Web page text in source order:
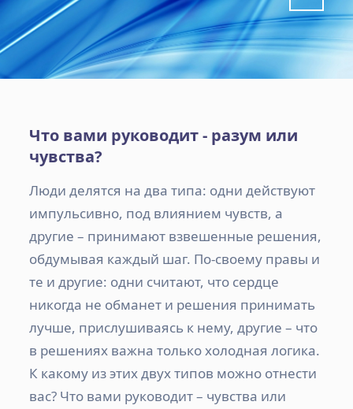
Что вами руководит - разум или
чувства?
Люди делятся на два типа: одни действуют
импульсивно, под влиянием чувств, а
другие – принимают взвешенные решения,
обдумывая каждый шаг. По-своему правы и
те и другие: одни считают, что сердце
никогда не обманет и решения принимать
лучше, прислушиваясь к нему, другие – что
в решениях важна только холодная логика.
К какому из этих двух типов можно отнести
вас? Что вами руководит – чувства или